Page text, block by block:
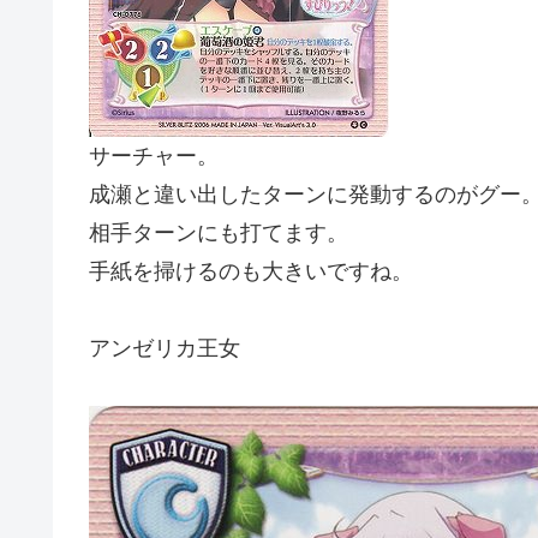
サーチャー。
成瀬と違い出したターンに発動するのがグー
相手ターンにも打てます。
手紙を掃けるのも大きいですね。
アンゼリカ王女